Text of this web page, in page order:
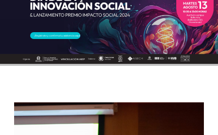
¡Regístrate y confirma tu asistencia aquí!